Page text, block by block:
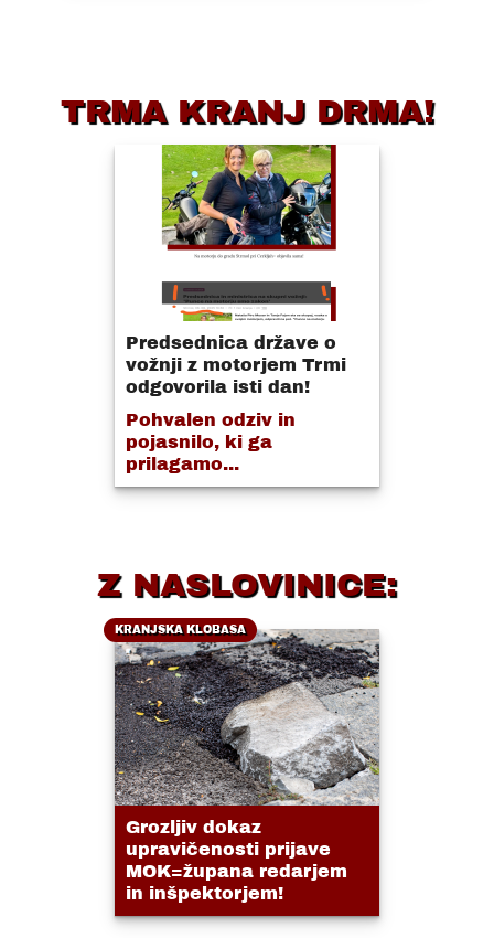
TRMA KRANJ DRMA!
Predsednica države o
vožnji z motorjem Trmi
odgovorila isti dan!
Pohvalen odziv in
pojasnilo, ki ga
prilagamo...
Z NASLOVINICE:
KRANJSKA KLOBASA
Grozljiv dokaz
upravičenosti prijave
MOK=župana redarjem
in inšpektorjem!